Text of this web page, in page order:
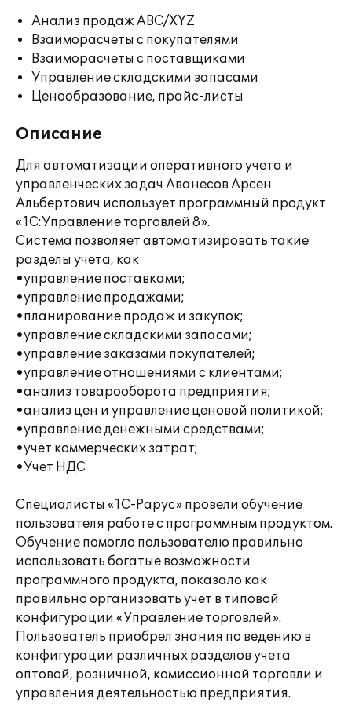
Анализ продаж ABC/XYZ
Взаиморасчеты с покупателями
Взаиморасчеты с поставщиками
Управление складскими запасами
Ценообразование, прайс-листы
Описание
Для автоматизации оперативного учета и
управленческих задач Аванесов Арсен
Альбертович использует программный продукт
«1С:Управление торговлей 8».
Система позволяет автоматизировать такие
разделы учета, как
•управление поставками;
•управление продажами;
•планирование продаж и закупок;
•управление складскими запасами;
•управление заказами покупателей;
•управление отношениями с клиентами;
•анализ товарооборота предприятия;
•анализ цен и управление ценовой политикой;
•управление денежными средствами;
•учет коммерческих затрат;
•Учет НДС
Специалисты «1С-Рарус» провели обучение
пользователя работе с программным продуктом.
Обучение помогло пользователю правильно
использовать богатые возможности
программного продукта, показало как
правильно организовать учет в типовой
конфигурации «Управление торговлей».
Пользователь приобрел знания по ведению в
конфигурации различных разделов учета
оптовой, розничной, комиссионной торговли и
управления деятельностью предприятия.